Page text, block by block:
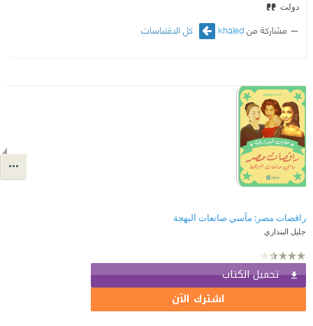
دولت
مشاركة منkhaled كل الاقتباسات
راقصات مصر: مآسي صانعات البهجة
جليل البنداري
تحميل الكتاب
اشترك الآن